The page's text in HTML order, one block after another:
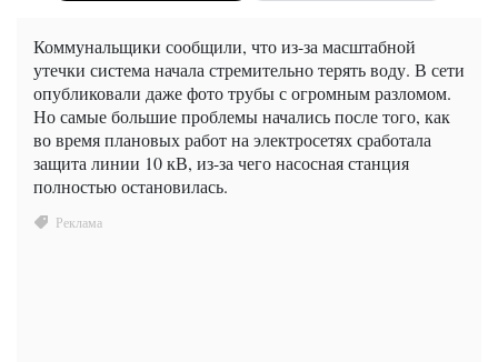
Коммунальщики сообщили, что из-за масштабной
утечки система начала стремительно терять воду. В сети
опубликовали даже фото трубы с огромным разломом.
Но самые большие проблемы начались после того, как
во время плановых работ на электросетях сработала
защита линии 10 кВ, из-за чего насосная станция
полностью остановилась.